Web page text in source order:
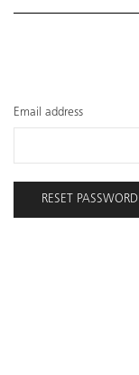
Email address
RESET PASSWORD